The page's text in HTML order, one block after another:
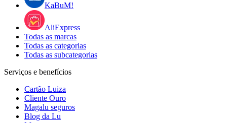
KaBuM!
AliExpress
Todas as marcas
Todas as categorias
Todas as subcategorias
Serviços e benefícios
Cartão Luiza
Cliente Ouro
Magalu seguros
Blog da Lu